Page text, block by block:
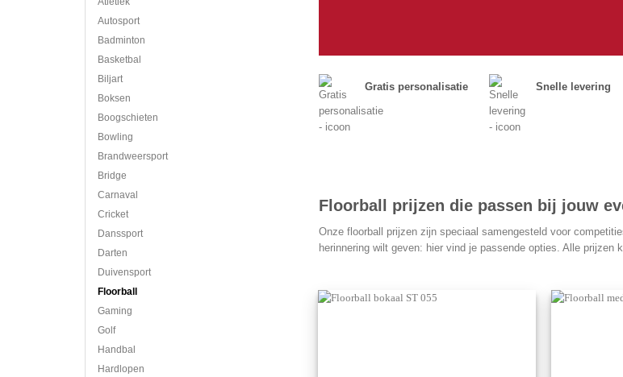
Autosport
Badminton
Basketbal
Biljart
Boksen
Boogschieten
Bowling
Brandweersport
Bridge
Carnaval
Cricket
Danssport
Darten
Duivensport
Floorball
Gaming
Golf
Handbal
Hardlopen
Gratis personalisatie Snelle levering
Floorball prijzen die passen bij jouw
Onze floorball prijzen zijn speciaal samengesteld voor
herinnering wilt geven: hier vind je passende opties. Alle prijzen